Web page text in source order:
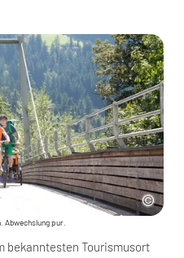
pur.
bekanntesten Tourismusort